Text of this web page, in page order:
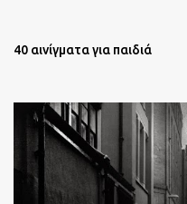
40 αινίγματα για παιδιά